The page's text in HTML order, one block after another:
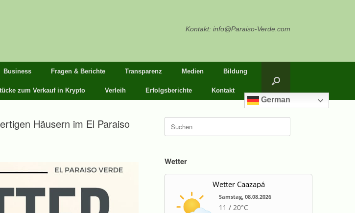
Kontakt: info@Paraiso-Verde.com
Business Fragen & Berichte Transparenz Medien Bildung
zum Verkauf in Krypto Verleih Erfolgsberichte Kontakt
German
Häusern im El Paraiso
nach:
Wetter
Wetter Caazapá
Samstag, 08.08.2026
11 / 20°C